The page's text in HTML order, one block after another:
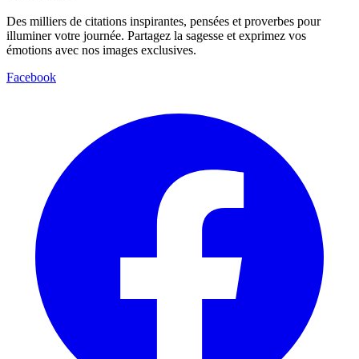
Des milliers de citations inspirantes, pensées et proverbes pour
illuminer votre journée. Partagez la sagesse et exprimez vos
émotions avec nos images exclusives.
Facebook